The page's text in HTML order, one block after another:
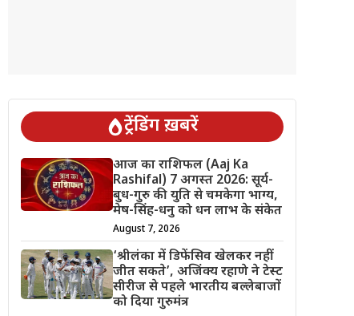
ट्रेंडिंग ख़बरें
आज का राशिफल (Aaj Ka
Rashifal) 7 अगस्त 2026: सूर्य-
बुध-गुरु की युति से चमकेगा भाग्य,
मेष-सिंह-धनु को धन लाभ के संकेत
August 7, 2026
‘श्रीलंका में डिफेंसिव खेलकर नहीं
जीत सकते’, अजिंक्य रहाणे ने टेस्ट
सीरीज से पहले भारतीय बल्लेबाजों
को दिया गुरुमंत्र